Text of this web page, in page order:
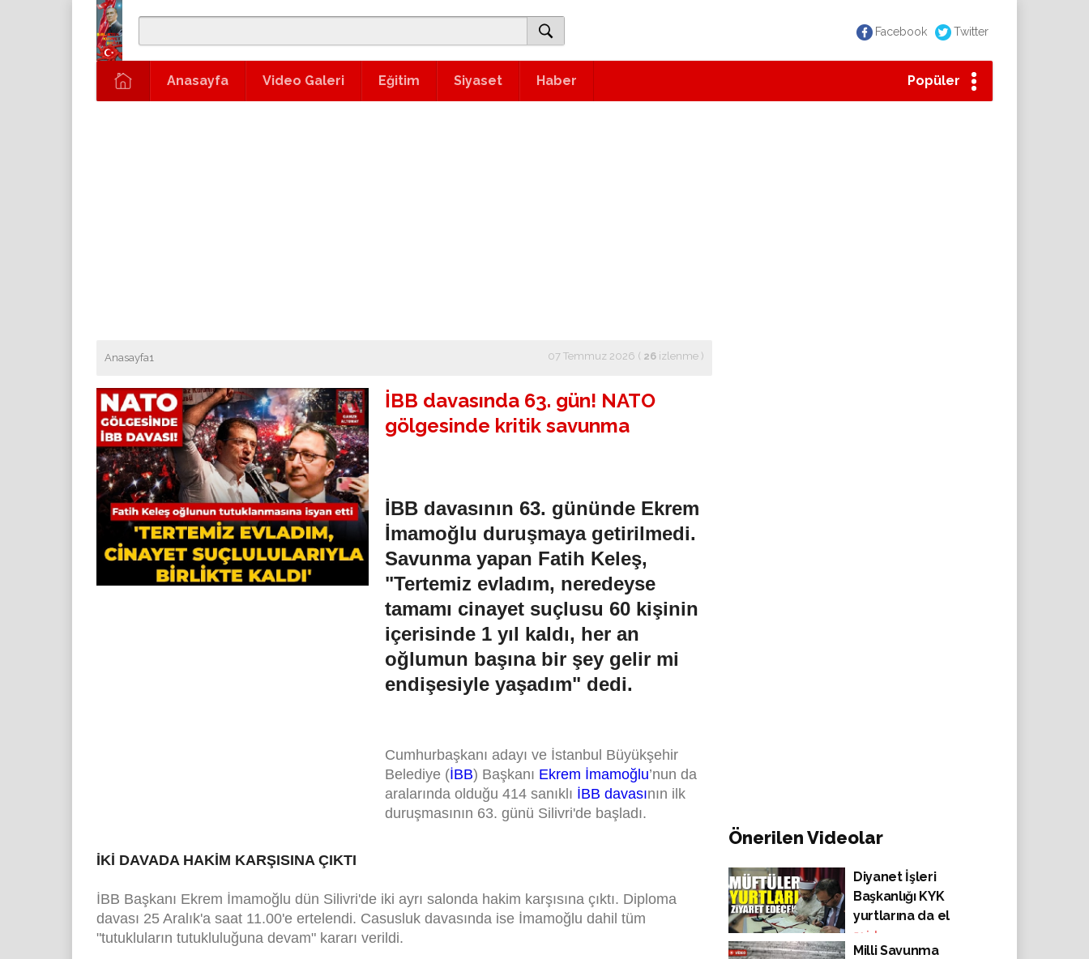
Facebook Twitter
Anasayfa Video Galeri Eğitim Siyaset Haber Popüler
Anasayfa1 07 Temmuz 2026 ( 26 izlenme )
İBB davasında 63. gün! NATO
gölgesinde kritik savunma
İBB davasının 63. gününde Ekrem
İmamoğlu duruşmaya getirilmedi.
Savunma yapan Fatih Keleş,
"Tertemiz evladım, neredeyse
tamamı cinayet suçlusu 60 kişinin
içerisinde 1 yıl kaldı, her an
oğlumun başına bir şey gelir mi
endişesiyle yaşadım" dedi.
Cumhurbaşkanı adayı ve İstanbul Büyükşehir
Belediye (İBB) Başkanı Ekrem İmamoğlu’nun da
aralarında olduğu 414 sanıklı İBB davasının ilk
duruşmasının 63. günü Silivri'de başladı.
İKİ DAVADA HAKİM KARŞISINA ÇIKTI
İBB Başkanı Ekrem İmamoğlu dün Silivri'de iki ayrı salonda hakim karşısına çıktı. Diploma
davası 25 Aralık'a saat 11.00'e ertelendi. Casusluk davasında ise İmamoğlu dahil tüm
"tutukluların tutukluluğuna devam" kararı verildi.
Önerilen Videolar
Diyanet İşleri
Başkanlığı KYK
yurtlarına da el
atıyor!
51 izlenme
Milli Savunma